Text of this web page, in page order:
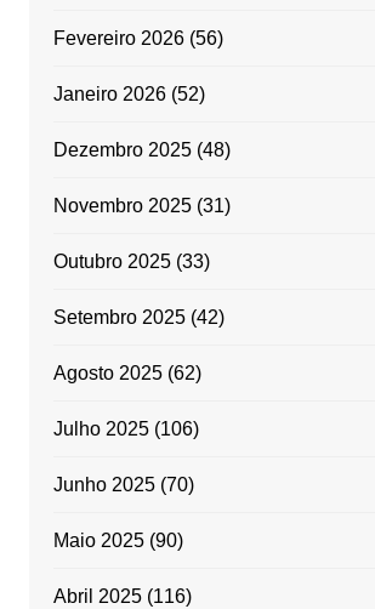
Fevereiro 2026(56)
Janeiro 2026(52)
Dezembro 2025(48)
Novembro 2025(31)
Outubro 2025(33)
Setembro 2025(42)
Agosto 2025(62)
Julho 2025(106)
Junho 2025(70)
Maio 2025(90)
Abril 2025(116)